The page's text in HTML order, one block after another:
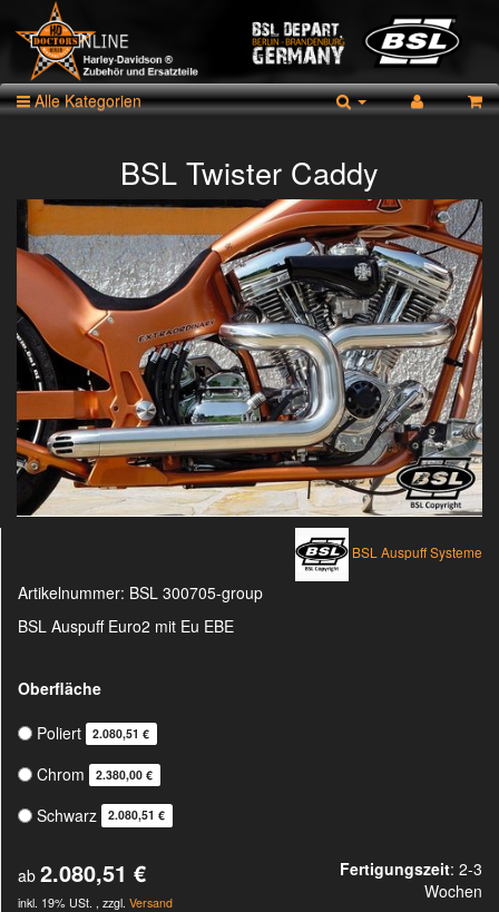
Alle Kategorien
BSL Twister Caddy
BSL Auspuff Systeme
Artikelnummer: BSL 300705-group
BSL Auspuff Euro2 mit Eu EBE
Oberfläche
Poliert
2.080,51 €
Chrom 2.380,00 €
Schwarz 2.080,51 €
ab 2.080,51 €
inkl. 19% USt. , zzgl. Versand
Fertigungszeit: 2-3
Wochen